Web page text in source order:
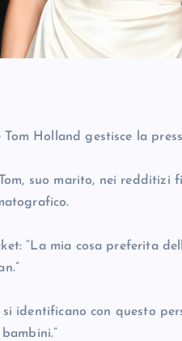
Holland gestisce la
suo marito, nei redditizi
“La mia cosa preferita
identificano con questo